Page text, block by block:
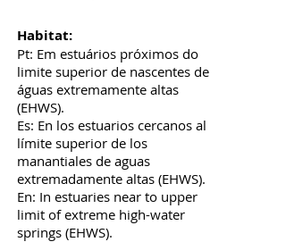
Habitat:
Pt: Em estuários próximos do
limite superior de nascentes de
águas extremamente altas
(EHWS).
Es: En los estuarios cercanos al
límite superior de los
manantiales de aguas
extremadamente altas (EHWS).
En: In estuaries near to upper
limit of extreme high-water
springs (EHWS).